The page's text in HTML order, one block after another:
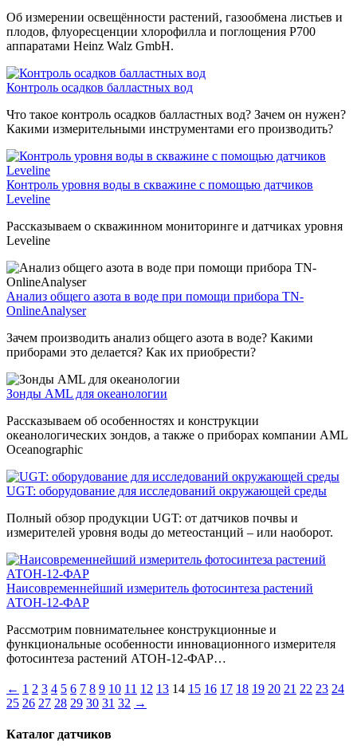
Об измерении освещённости растений, газообмена листьев и
плодов, флуоресценции хлорофилла и поглощения P700
аппаратами Heinz Walz GmbH.
Контроль осадков балластных вод
Что такое контроль осадков балластных вод? Зачем он нужен?
Какими измерительными инструментами его производить?
Контроль уровня воды в скважине с помощью датчиков
Leveline
Рассказываем о скважинном мониторинге и датчиках уровня
Leveline
Анализ общего азота в воде при помощи прибора TN-
OnlineAnalyser
Зачем производить анализ общего азота в воде? Какими
приборами это делается? Как их приобрести?
Зонды AML для океанологии
Рассказываем об особенностях и конструкции
океанологических зондов, а также о приборах компании AML
Oceanographic
UGT: оборудование для исследований окружающей среды
Полный обзор продукции UGT: от датчиков почвы и
измерителей уровня воды до метеостанций – или наоборот.
Наисовременнейший измеритель фотосинтеза растений
АТОН-12-ФАР
Рассмотрим повнимательнее конструкционные и
функциональные особенности инновационного измерителя
фотосинтеза растений АТОН-12-ФАР…
← 1 2 3 4 5 6 7 8 9 10 11 12 13 14 15 16 17 18 19 20 21 22 23 24
25 26 27 28 29 30 31 32 →
Каталог датчиков